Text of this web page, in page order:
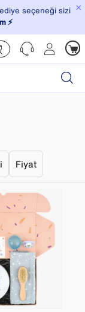
×
seçeneği sizi
⚡️
Fiyat